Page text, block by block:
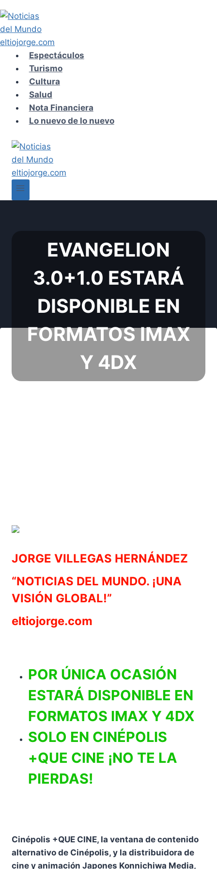
al
contenido
Espectáculos
Turismo
Cultura
Salud
Nota Financiera
Lo nuevo de lo nuevo
EVANGELION
3.0+1.0 ESTARÁ
DISPONIBLE EN
FORMATOS IMAX
Y 4DX
JORGE VILLEGAS HERNÁNDEZ
“NOTICIAS DEL MUNDO. ¡UNA
VISIÓN GLOBAL!”
eltiojorge.com
POR ÚNICA OCASIÓN
ESTARÁ DISPONIBLE EN
FORMATOS IMAX Y 4DX
SOLO EN CINÉPOLIS
+QUE CINE ¡NO TE LA
PIERDAS!
Cinépolis +QUE CINE, la ventana de contenido
alternativo de Cinépolis, y la distribuidora de
cine y animación Japones Konnichiwa Media,